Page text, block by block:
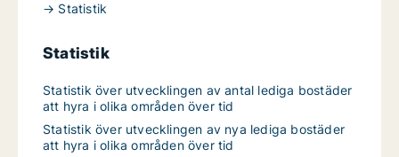
→ Statistik
Statistik
Statistik över utvecklingen av antal lediga bostäder
att hyra i olika områden över tid
Statistik över utvecklingen av nya lediga bostäder
att hyra i olika områden över tid